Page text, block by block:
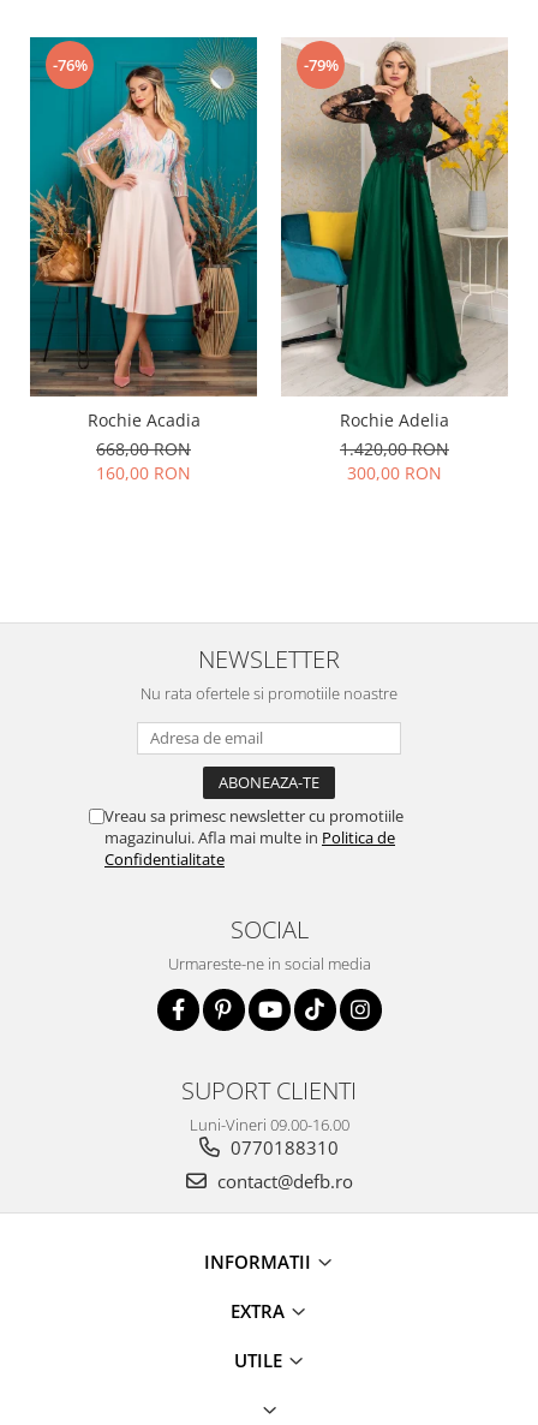
-76%
Rochie Acadia
668,00 RON
160,00 RON
-79%
Rochie Adelia
1.420,00 RON
300,00 RON
NEWSLETTER
Nu rata ofertele si promotiile noastre
Vreau sa primesc newsletter cu promotiile
magazinului. Afla mai multe in Politica de
Confidentialitate
SOCIAL
Urmareste-ne in social media
SUPORT CLIENTI
Luni-Vineri 09.00-16.00
0770188310
contact@defb.ro
INFORMATII
EXTRA
UTILE